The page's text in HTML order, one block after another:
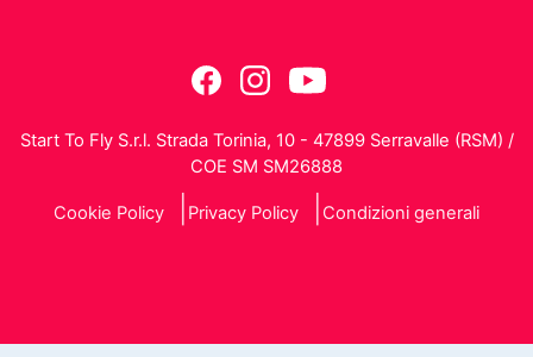
Start To Fly S.r.l. Strada Torinia, 10 - 47899 Serravalle (RSM) /
COE SM SM26888
Cookie Policy Privacy Policy Condizioni generali